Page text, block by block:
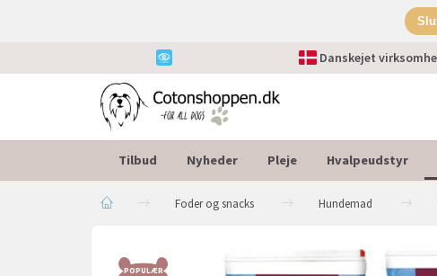
Danskejet
Tilbud Nyheder Pleje Hvalpeudstyr
Foder og snacks Hundemad
POPULÆR